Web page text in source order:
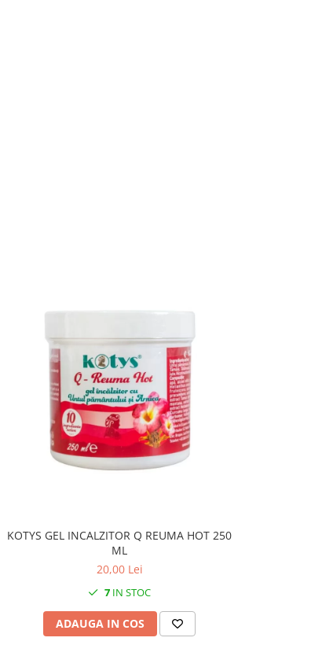
KOTYS GEL INCALZITOR Q REUMA HOT 250
ML
20,00 Lei
7 IN STOC
ADAUGA IN COS